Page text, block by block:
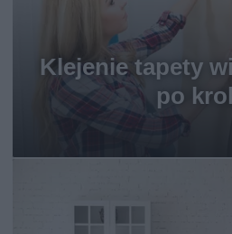
Klejenie tapety
po